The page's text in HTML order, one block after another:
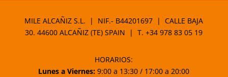
MILE ALCAÑIZ S.L. | NIF.- B44201697 | CALLE BAJA
30. 44600 ALCAÑIZ (TE) SPAIN | T.+34 978 83 05 19
HORARIOS:
Lunes a Viernes: 9:00 a 13:30 / 17:00 a 20:00